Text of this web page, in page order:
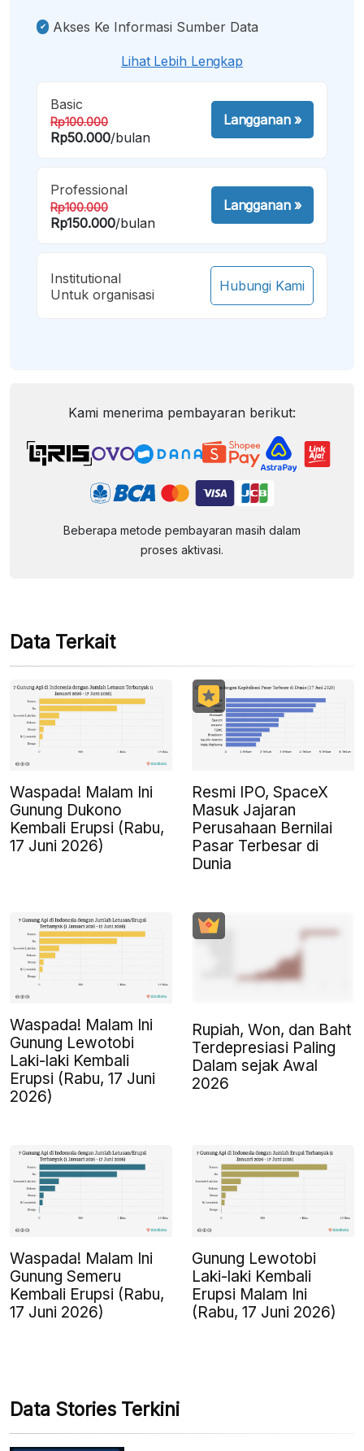
Akses Ke Informasi Sumber Data
Lihat Lebih Lengkap
Basic
Rp100.000
Rp50.000/bulan
Langganan»
Professional
Rp100.000
Rp150.000/bulan
Langganan»
Institutional
Untuk organisasi
Hubungi Kami
Kami menerima pembayaran berikut:
Beberapa metode pembayaran masih dalam
proses aktivasi.
Data Terkait
Waspada! Malam Ini
Gunung Dukono
Kembali Erupsi (Rabu,
17 Juni 2026)
Resmi IPO, SpaceX
Masuk Jajaran
Perusahaan Bernilai
Pasar Terbesar di
Dunia
Waspada! Malam Ini
Gunung Lewotobi
Laki-laki Kembali
Erupsi (Rabu, 17 Juni
2026)
Rupiah, Won, dan Baht
Terdepresiasi Paling
Dalam sejak Awal
2026
Waspada! Malam Ini
Gunung Semeru
Kembali Erupsi (Rabu,
17 Juni 2026)
Gunung Lewotobi
Laki-laki Kembali
Erupsi Malam Ini
(Rabu, 17 Juni 2026)
Data Stories Terkini